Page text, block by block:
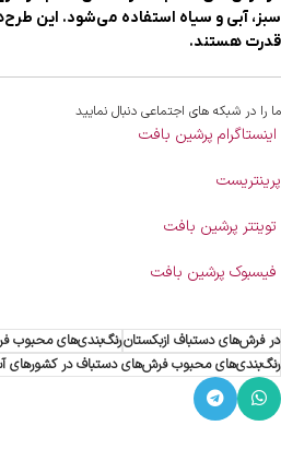
سبز، آبی و سیاه استفاده می‌شود. این
قدرت هستند.
ما را در شبکه های اجتماعی دنبال نمایید
اینستاگرام پرشین بافت
پرینتریست
تویتتر پرشین بافت
فیسبوک پرشین بافت
در فرش‌های دستباف ازبکستانرنگ‌بندی‌های محبوب
رنگ‌بندی‌های محبوب فرش‌های دستباف در کشورهای